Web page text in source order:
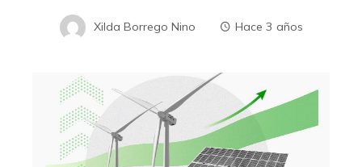
Xilda Borrego Nino Hace 3 años